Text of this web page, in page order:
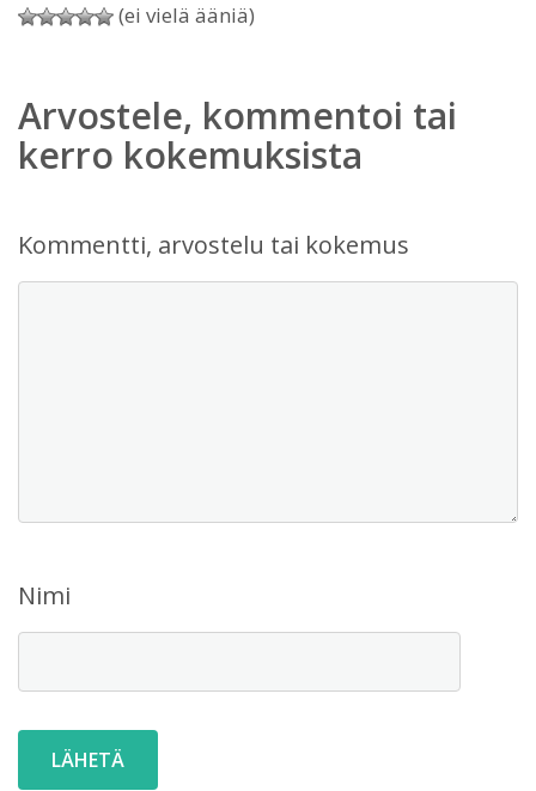
(ei vielä ääniä)
Arvostele, kommentoi tai
kerro kokemuksista
Kommentti, arvostelu tai kokemus
Nimi